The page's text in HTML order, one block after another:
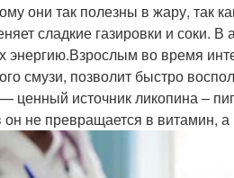
они так полезны в жару, так
сладкие газировки и соки. В
энергию.Взрослым во время
смузи, позволит быстро
источник ликопина –
не превращается в витамин, а